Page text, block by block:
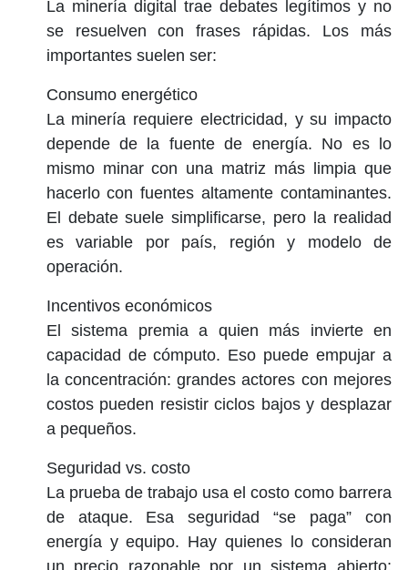
La minería digital trae debates legítimos y no
se resuelven con frases rápidas. Los más
importantes suelen ser:
Consumo energético
La minería requiere electricidad, y su impacto
depende de la fuente de energía. No es lo
mismo minar con una matriz más limpia que
hacerlo con fuentes altamente contaminantes.
El debate suele simplificarse, pero la realidad
es variable por país, región y modelo de
operación.
Incentivos económicos
El sistema premia a quien más invierte en
capacidad de cómputo. Eso puede empujar a
la concentración: grandes actores con mejores
costos pueden resistir ciclos bajos y desplazar
a pequeños.
Seguridad vs. costo
La prueba de trabajo usa el costo como barrera
de ataque. Esa seguridad “se paga” con
energía y equipo. Hay quienes lo consideran
un precio razonable por un sistema abierto;